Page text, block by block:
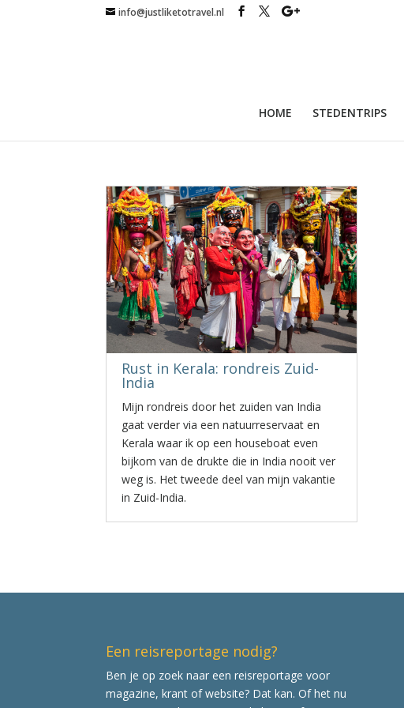
info@justliketotravel.nl
HOME STEDENTRIPS
Rust in Kerala: rondreis Zuid-
India
Mijn rondreis door het zuiden van India
gaat verder via een natuurreservaat en
Kerala waar ik op een houseboat even
bijkom van de drukte die in India nooit ver
weg is. Het tweede deel van mijn vakantie
in Zuid-India.
Een reisreportage nodig?
Ben je op zoek naar een reisreportage voor
magazine, krant of website? Dat kan. Of het nu